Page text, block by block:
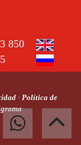
850
· Política de